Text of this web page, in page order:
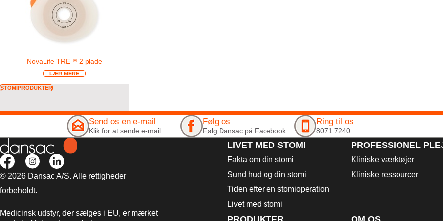
NovaLife TRE™ 2 plade
LÆR MERE
STOMIPRODUKTER
Send os en e-mail
Klik for at sende e-mail
Følg os
Følg Dansac på Facebook
Ring til os
8071 7240
© 2026 Dansac A/S. Alle rettigheder
forbeholdt.
Medicinsk udstyr, der sælges i EU, er mærket
LIVET MED STOMI
Fakta om din stomi
Sund hud og din stomi
Tiden efter en stomioperation
Livet med stomi
PROFESSIONEL
Kliniske værktøjer
Kliniske ressourcer
PRODUKTER OM OS